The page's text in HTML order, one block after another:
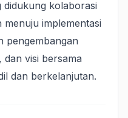
didukung kolaborasi
implementasi
pengembangan
visi bersama
dan berkelanjutan.